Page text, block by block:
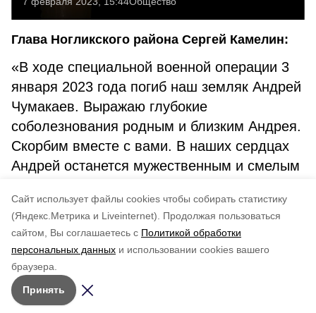
Cайт использует файлы cookies чтобы собирать статистику
(Яндекс.Метрика и Liveinternet).
Продолжая пользоваться
сайтом, Вы соглашаетесь с Политикой обработки
персональных данных и использовании cookies вашего
браузера.
Принять
Глава Ногликского района Сергей Камелин:
«В ходе специальной военной операции 3
января 2023 года погиб наш земляк Андрей
Чумакаев. Выражаю глубокие
соболезнования родным и близким Андрея.
Скорбим вместе с вами. В наших сердцах
Андрей останется мужественным и смелым
оказана вся необходимая помощь».
Понравилась статья?
по оценке5 пользователей
5